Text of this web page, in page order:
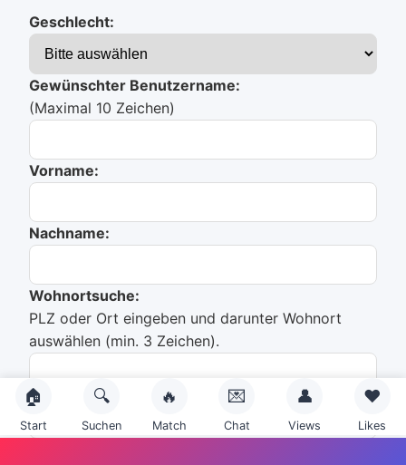
Geschlecht:
Gewünschter Benutzername:
(Maximal 10 Zeichen)
Vorname:
Nachname:
Wohnortsuche:
PLZ oder Ort eingeben und darunter Wohnort
auswählen (min. 3 Zeichen).
🏠
Start
🔍
Suchen
🔥
Match
💌
Chat
👤
Views
❤️
Likes